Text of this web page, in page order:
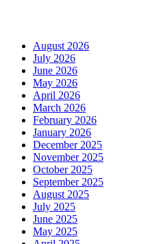
August 2026
July 2026
June 2026
May 2026
April 2026
March 2026
February 2026
January 2026
December 2025
November 2025
October 2025
September 2025
August 2025
July 2025
June 2025
May 2025